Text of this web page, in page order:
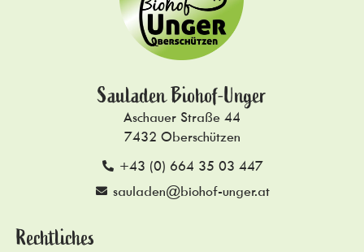
Sauladen Biohof-Unger
Aschauer Straße 44
7432 Oberschützen
+43 (0) 664 35 03 447
sauladen@biohof-unger.at
Rechtliches